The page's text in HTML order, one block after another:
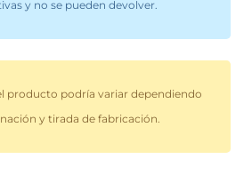
y no se pueden devolver.
producto podría variar dependiendo
y tirada de fabricación.